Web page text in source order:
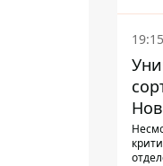
19:15